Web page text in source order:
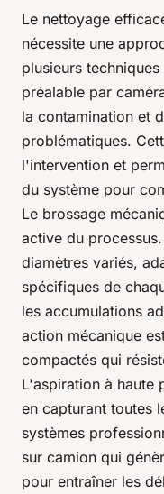
Le nettoyage
nécessite une
plusieurs
préalable par
la contamination et
problématiques.
l'intervention et
du système pour
Le brossage
active du
diamètres variés,
spécifiques de
les accumulations
action mécanique
compactés qui
L'aspiration à haute
en capturant toutes
systèmes
sur camion qui
pour entraîner les